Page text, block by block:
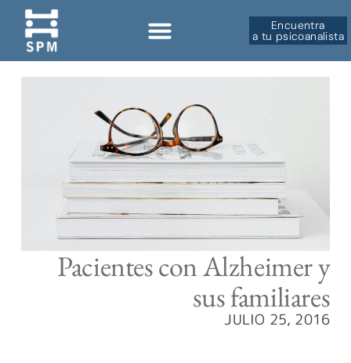
Encuentra
a tu psicoanalista
Pacientes con Alzheimer y
sus familiares
JULIO 25, 2016